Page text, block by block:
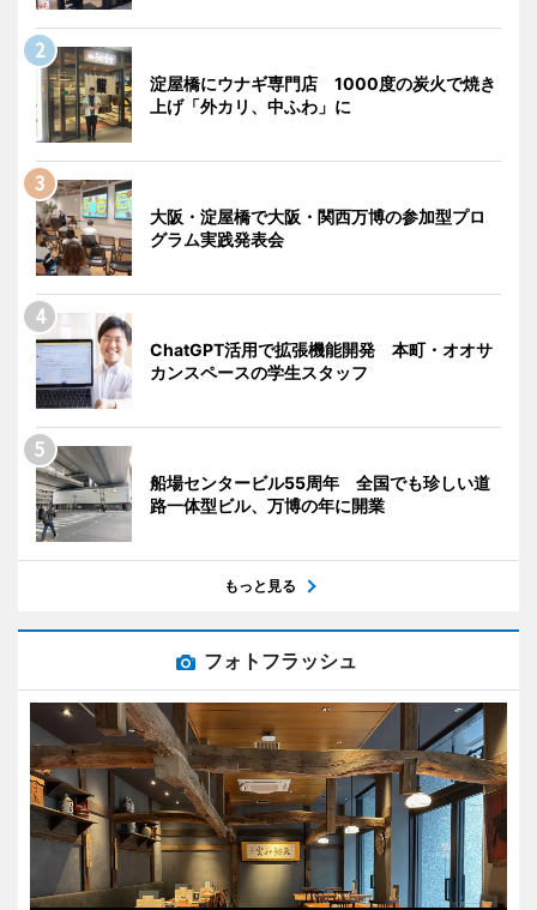
淀屋橋にウナギ専門店 1000度の炭火で焼き
上げ「外カリ、中ふわ」に
大阪・淀屋橋で大阪・関西万博の参加型プロ
グラム実践発表会
ChatGPT活用で拡張機能開発 本町・オオサ
カンスペースの学生スタッフ
船場センタービル55周年 全国でも珍しい道
路一体型ビル、万博の年に開業
もっと見る
フォトフラッシュ